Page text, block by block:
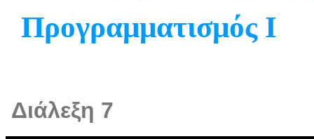
Προγραμματισμός Ι
Διάλεξη 7